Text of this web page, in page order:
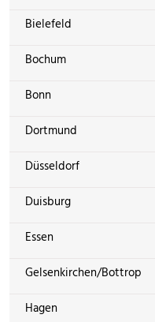
Bielefeld
Bochum
Bonn
Dortmund
Düsseldorf
Duisburg
Essen
Gelsenkirchen/Bottrop
Hagen